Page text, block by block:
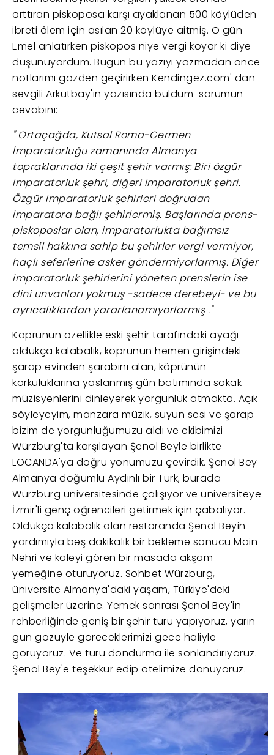
arttıran piskoposa karşı ayaklanan 500 köylüden
ibreti âlem için asılan 20 köylüye aitmiş. O gün
Emel anlatırken piskopos niye vergi koyar ki diye
düşünüyordum. Bugün bu yazıyı yazmadan önce
notlarımı gözden geçirirken Kendingez.com' dan
sevgili Arkutbay'ın yazısında buldum sorumun
cevabını:
" Ortaçağda, Kutsal Roma-Germen
İmparatorluğu zamanında Almanya
topraklarında iki çeşit şehir varmış: Biri özgür
imparatorluk şehri, diğeri imparatorluk şehri.
Özgür imparatorluk şehirleri doğrudan
imparatora bağlı şehirlermiş. Başlarında prens-
piskoposlar olan, imparatorlukta bağımsız
temsil hakkına sahip bu şehirler vergi vermiyor,
haçlı seferlerine asker göndermiyorlarmış. Diğer
imparatorluk şehirlerini yöneten prenslerin ise
dini unvanları yokmuş -sadece derebeyi- ve bu
ayrıcalıklardan yararlanamıyorlarmış ."
Köprünün özellikle eski şehir tarafındaki ayağı
oldukça kalabalık, köprünün hemen girişindeki
şarap evinden şarabını alan, köprünün
korkuluklarına yaslanmış gün batımında sokak
müzisyenlerini dinleyerek yorgunluk atmakta. Açık
söyleyeyim, manzara müzik, suyun sesi ve şarap
bizim de yorgunluğumuzu aldı ve ekibimizi
Würzburg'ta karşılayan Şenol Beyle birlikte
LOCANDA'ya doğru yönümüzü çevirdik. Şenol Bey
Almanya doğumlu Aydınlı bir Türk, burada
Würzburg üniversitesinde çalışıyor ve üniversiteye
İzmir'li genç öğrencileri getirmek için çabalıyor.
Oldukça kalabalık olan restoranda Şenol Beyin
yardımıyla beş dakikalık bir bekleme sonucu Main
Nehri ve kaleyi gören bir masada akşam
yemeğine oturuyoruz. Sohbet Würzburg,
üniversite Almanya'daki yaşam, Türkiye'deki
gelişmeler üzerine. Yemek sonrası Şenol Bey'in
rehberliğinde geniş bir şehir turu yapıyoruz, yarın
gün gözüyle göreceklerimizi gece haliyle
görüyoruz. Ve turu dondurma ile sonlandırıyoruz.
Şenol Bey'e teşekkür edip otelimize dönüyoruz.